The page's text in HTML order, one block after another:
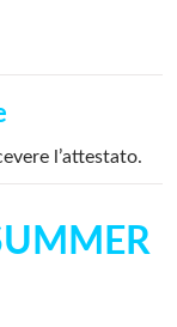
l’attestato.